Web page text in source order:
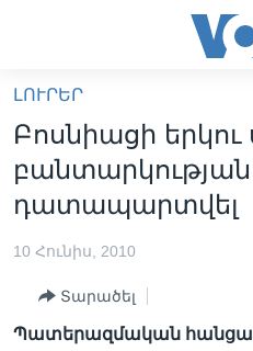
հիմնական
բովանդակությանը
անցնել
հիմնական
բովանդակությանը
բովանդակություն
ԼՈՒՐԵՐ
ԼՈՒՐԵՐ
Բոսնիացի երկու
բանտարկության
դատապարտվել
10 Հունիս, 2010
Տարածել
Պատերազմական